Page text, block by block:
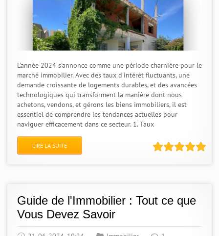
L'année 2024 s'annonce comme une période charnière pour le
marché immobilier. Avec des taux d'intérêt fluctuants, une
demande croissante de logements durables, et des avancées
technologiques qui transforment la manière dont nous
achetons, vendons, et gérons les biens immobiliers, il est
essentiel de comprendre les tendances actuelles pour
naviguer efficacement dans ce secteur. 1. Taux
LIRE LA SUITE
Guide de l'Immobilier : Tout ce que
Vous Devez Savoir